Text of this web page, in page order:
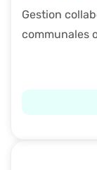
Gestion
communales